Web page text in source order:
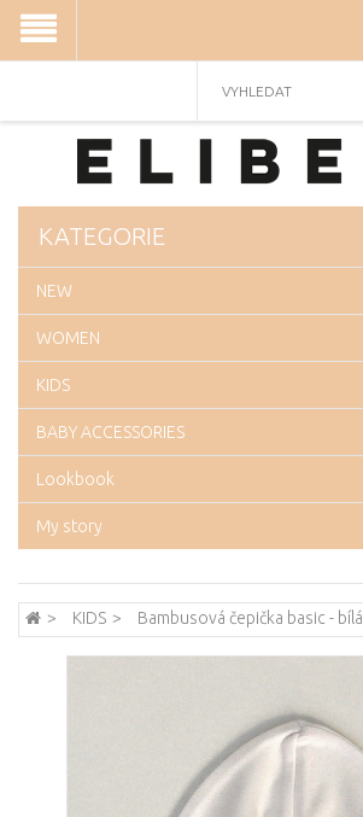
KATEGORIE
NEW
WOMEN
KIDS
BABY ACCESSORIES
Lookbook
My story
KIDS Bambusová čepička basic - bílá